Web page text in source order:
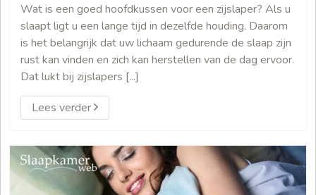
Wat is een goed hoofdkussen voor een zijslaper? Als u
slaapt ligt u een lange tijd in dezelfde houding. Daarom
is het belangrijk dat uw lichaam gedurende de slaap zijn
rust kan vinden en zich kan herstellen van de dag ervoor.
Dat lukt bij zijslapers [...]
Lees verder